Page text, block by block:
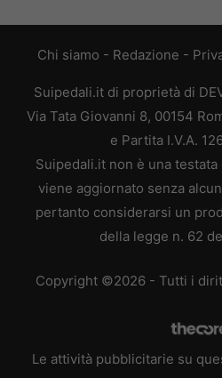
Chi siamo - Redazione -
Suipedali.it di proprietà di
Via Tata Giovanni 8, 00154
e Partita I.V.A.
Suipedali.it non è una
viene aggiornato senza
pertanto considerarsi un
della legge n. 62
Copyright ©2026 - Tutti i
Le attività pubblicitarie su